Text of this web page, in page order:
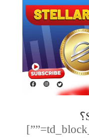
[td_block_text_with_title tdc_css=””]